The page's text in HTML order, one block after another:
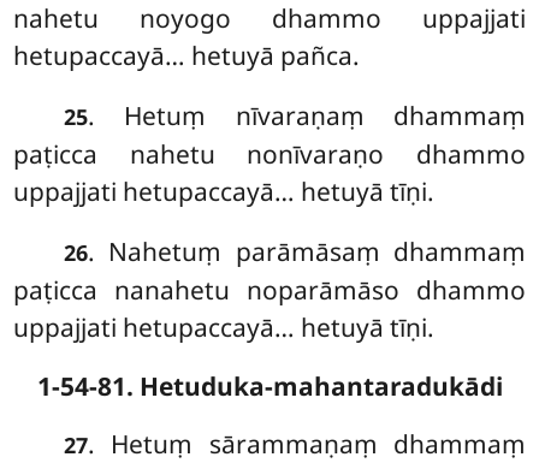
nahetu noyogo dhammo uppajjati
hetupaccayā… hetuyā pañca.
25. Hetuṃ nīvaraṇaṃ dhammaṃ
paṭicca nahetu nonīvaraṇo dhammo
uppajjati hetupaccayā… hetuyātīṇi.
26. Nahetuṃ parāmāsaṃ dhammaṃ
paṭicca nanahetu noparāmāso dhammo
uppajjati hetupaccayā… hetuyā tīṇi.
1-54-81. Hetuduka-mahantaradukādi
27. Hetuṃ sārammaṇaṃ dhammaṃ